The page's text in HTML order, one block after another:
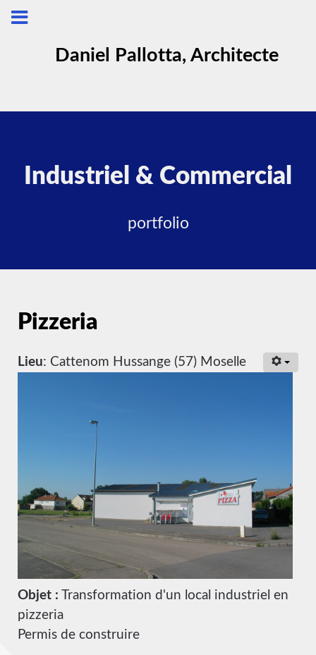
Daniel Pallotta, Architecte
Industriel & Commercial
portfolio
Pizzeria
Lieu: Cattenom Hussange (57) Moselle
Objet : Transformation d'un local industriel en
pizzeria
Permis de construire